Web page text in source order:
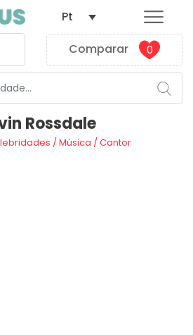
Comparar 0
Pt
Rossdale
/Música /Cantor